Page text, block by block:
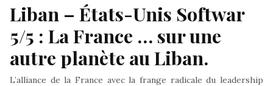
Liban – États-Unis Softwar
5/5 : La France … sur une
autre planète au Liban.
L’alliance de la France avec la frange radicale du leadership